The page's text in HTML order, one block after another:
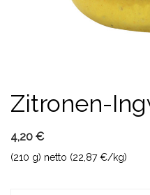
Zitronen-
4,20 €
(210 g) netto (22,87 €/kg)